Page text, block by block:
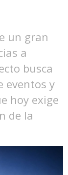
un gran
a
busca
eventos y
hoy exige
de la